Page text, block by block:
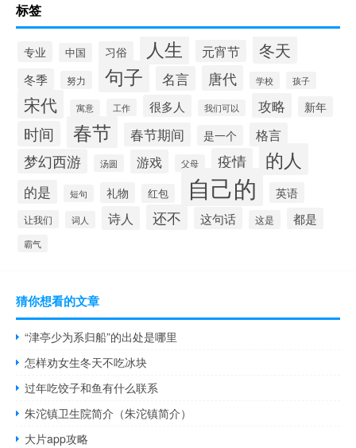
标签
专业 中国 习俗 人生 元宵节 冬天
冬季 努力 句子 名言 唐代 学校 孩子
宋代 寓意 工作 很多人 我们可以 攻略 新年
时间 春节 春节期间 是一个 格言
梦幻西游 汤圆 游戏 父母 疫情 的人
的是 短句 礼物 红包 自己的 英语
让我们 词人 诗人 还不 这句话 这是 都是
霸气
猜你想看的文章
“津亭少为系归船”的出处是哪里
怎样劝女生冬天不吃冰块
过年吃饺子和鱼有什么联系
朱沱镇卫生院简介（朱沱镇简介）
大片app攻略